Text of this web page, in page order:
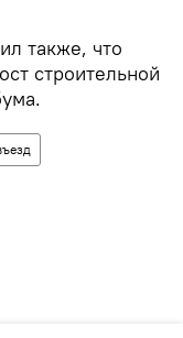
также, что
строительной